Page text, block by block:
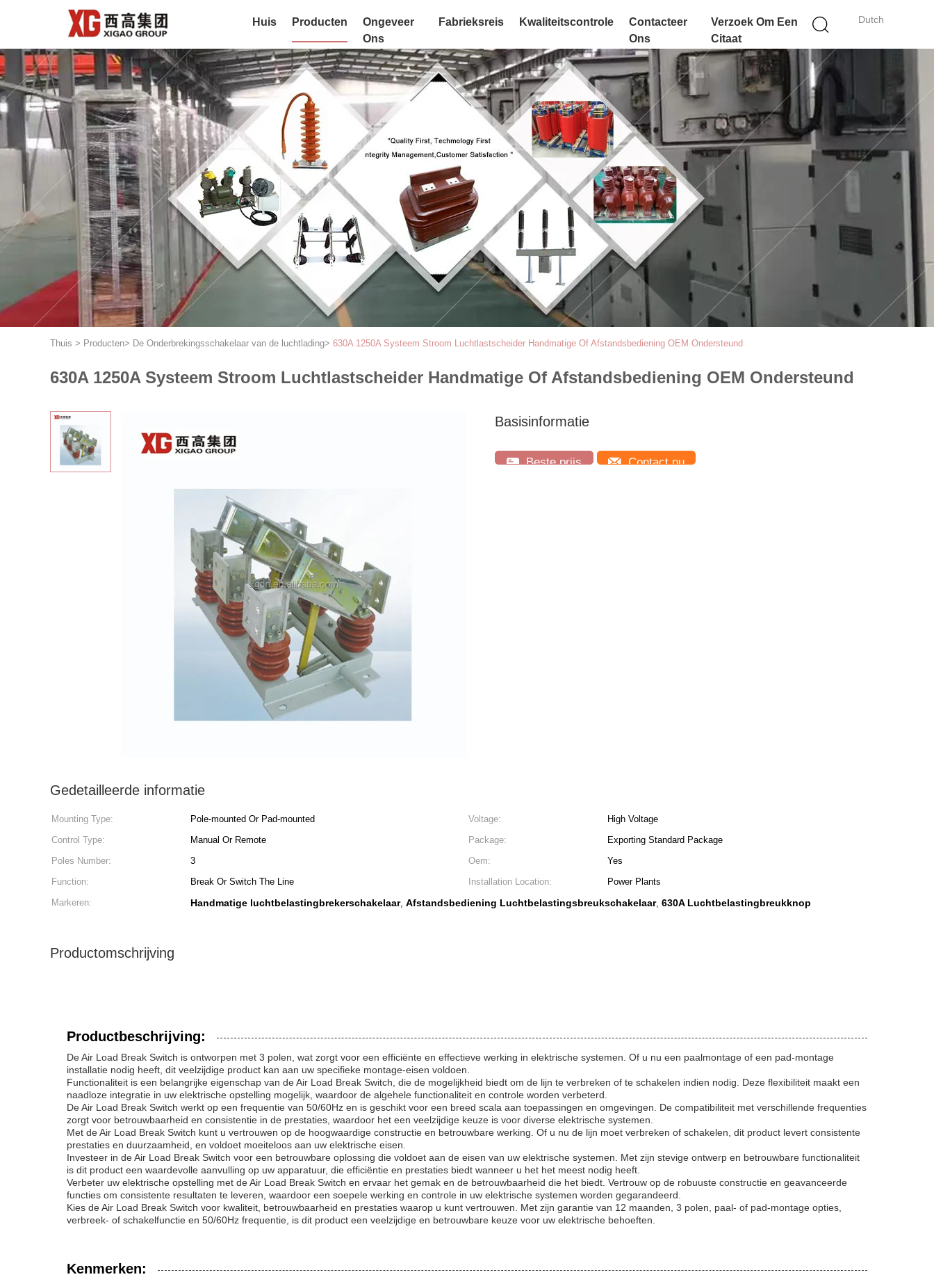
Dutch
Huis Producten
Ongeveer
Ons
Fabrieksreis Kwaliteitscontrole
Contacteer
Ons
Verzoek Om Een
Citaat
Thuis > Producten> De Onderbrekingsschakelaar van de luchtlading> 630A 1250A Systeem Stroom Luchtlastscheider Handmatige Of Afstandsbediening OEM Ondersteund
630A 1250A Systeem Stroom Luchtlastscheider Handmatige Of Afstandsbediening OEM Ondersteund
Basisinformatie
Beste prijs Contact nu
Gedetailleerde informatie
Mounting Type: Pole-mounted Or Pad-mounted Voltage:
High Voltage
Control Type:
Manual Or Remote Package:
Exporting Standard Package
Poles Number:
3 Oem:
Yes
Function:
Break Or Switch The Line Installation Location:
Power Plants
Markeren:
Handmatige luchtbelastingbrekerschakelaar, Afstandsbediening Luchtbelastingsbreukschakelaar, 630A Luchtbelastingbreukknop
Productomschrijving
Productbeschrijving:
De Air Load Break Switch is ontworpen met 3 polen, wat zorgt voor een efficiënte en effectieve werking in elektrische systemen. Of u nu een paalmontage of een pad-montage
installatie nodig heeft, dit veelzijdige product kan aan uw specifieke montage-eisen voldoen.
Functionaliteit is een belangrijke eigenschap van de Air Load Break Switch, die de mogelijkheid biedt om de lijn te verbreken of te schakelen indien nodig. Deze flexibiliteit maakt een
naadloze integratie in uw elektrische opstelling mogelijk, waardoor de algehele functionaliteit en controle worden verbeterd.
De Air Load Break Switch werkt op een frequentie van 50/60Hz en is geschikt voor een breed scala aan toepassingen en omgevingen. De compatibiliteit met verschillende frequenties
zorgt voor betrouwbaarheid en consistentie in de prestaties, waardoor het een veelzijdige keuze is voor diverse elektrische systemen.
Met de Air Load Break Switch kunt u vertrouwen op de hoogwaardige constructie en betrouwbare werking. Of u nu de lijn moet verbreken of schakelen, dit product levert consistente
prestaties en duurzaamheid, en voldoet moeiteloos aan uw elektrische eisen.
Investeer in de Air Load Break Switch voor een betrouwbare oplossing die voldoet aan de eisen van uw elektrische systemen. Met zijn stevige ontwerp en betrouwbare functionaliteit
is dit product een waardevolle aanvulling op uw apparatuur, die efficiëntie en prestaties biedt wanneer u het het meest nodig heeft.
Verbeter uw elektrische opstelling met de Air Load Break Switch en ervaar het gemak en de betrouwbaarheid die het biedt. Vertrouw op de robuuste constructie en geavanceerde
functies om consistente resultaten te leveren, waardoor een soepele werking en controle in uw elektrische systemen worden gegarandeerd.
Kies de Air Load Break Switch voor kwaliteit, betrouwbaarheid en prestaties waarop u kunt vertrouwen. Met zijn garantie van 12 maanden, 3 polen, paal- of pad-montage opties,
verbreek- of schakelfunctie en 50/60Hz frequentie, is dit product een veelzijdige en betrouwbare keuze voor uw elektrische behoeften.
Kenmerken: